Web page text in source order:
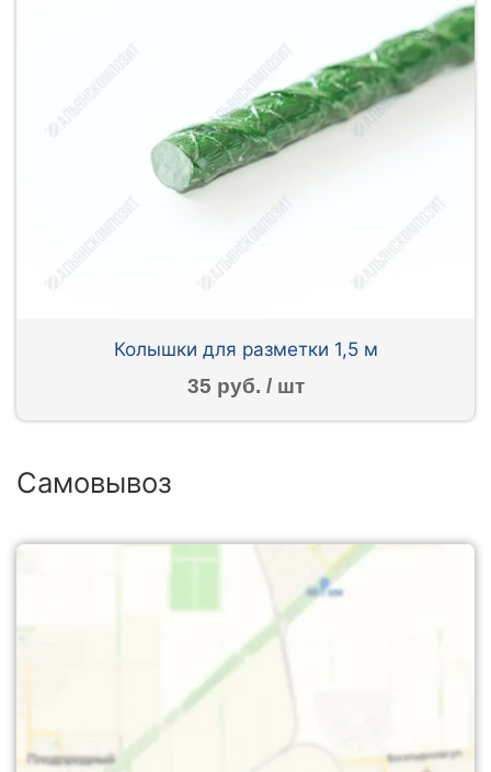
Колышки для разметки 1,5 м
35 руб. / шт
Самовывоз